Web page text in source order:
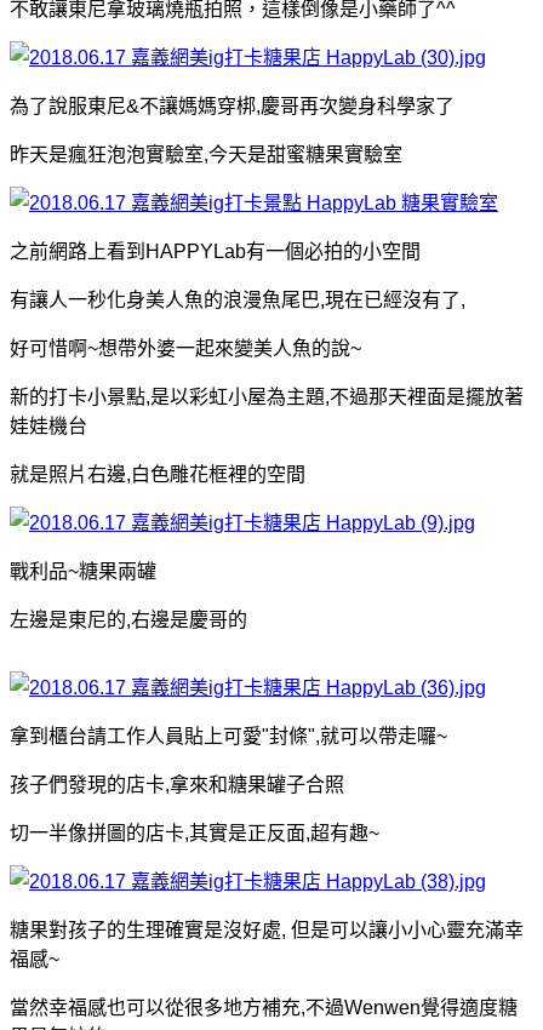
不敢讓東尼拿玻璃燒瓶拍照， 這樣倒像是小藥師了^^
為了說服東尼&不讓媽媽穿梆,慶哥再次變身科學家了
昨天是瘋狂泡泡實驗室,今天是甜蜜糖果實驗室
之前網路上看到HAPPYLab有一個必拍的小空間
有讓人一秒化身美人魚的浪漫魚尾巴,現在已經沒有了,
好可惜啊~想帶外婆一起來變美人魚的說~
新的打卡小景點,是以彩虹小屋為主題,不過那天裡面是擺放著
娃娃機台
就是照片右邊,白色雕花框裡的空間
戰利品~糖果兩罐
左邊是東尼的,右邊是慶哥的
拿到櫃台請工作人員貼上可愛"封條",就可以帶走囉~
孩子們發現的店卡,拿來和糖果罐子合照
切一半像拼圖的店卡,其實是正反面,超有趣~
糖果對孩子的生理確實是沒好處, 但是可以讓小小心靈充滿幸
福感~
當然幸福感也可以從很多地方補充,不過Wenwen覺得適度糖